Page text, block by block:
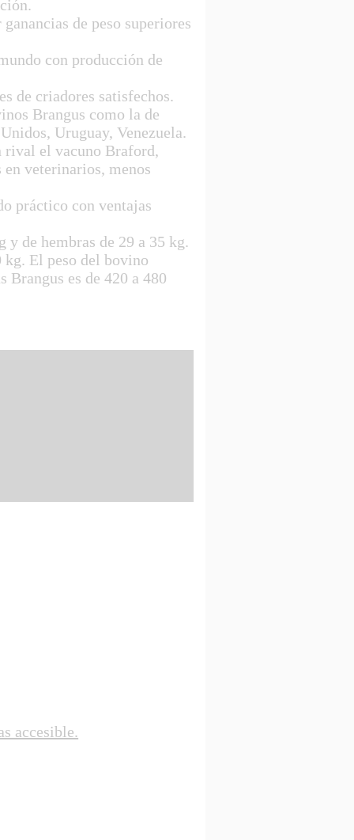
de peso superiores
con producción de
de criadores satisfechos.
Brangus como la de
Uruguay, Venezuela.
el vacuno Braford,
veterinarios, menos
práctico con ventajas
de hembras de 29 a 35 kg.
kg. El peso del bovino
Brangus es de 420 a 480
accesible.